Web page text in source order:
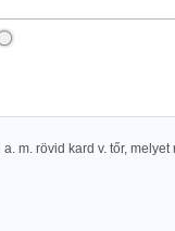
m. rövid kard v. tőr, melyet